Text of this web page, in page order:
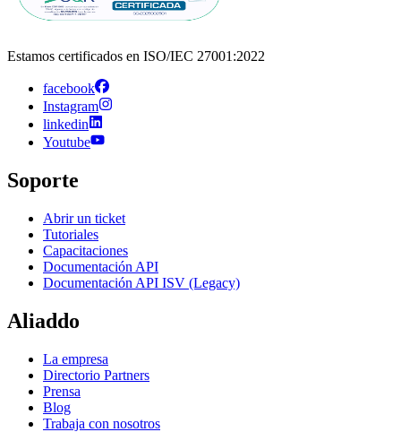
Estamos certificados en ISO/IEC 27001:2022
facebook
Instagram
linkedin
Youtube
Soporte
Abrir un ticket
Tutoriales
Capacitaciones
Documentación API
Documentación API ISV (Legacy)
Aliaddo
La empresa
Directorio Partners
Prensa
Blog
Trabaja con nosotros